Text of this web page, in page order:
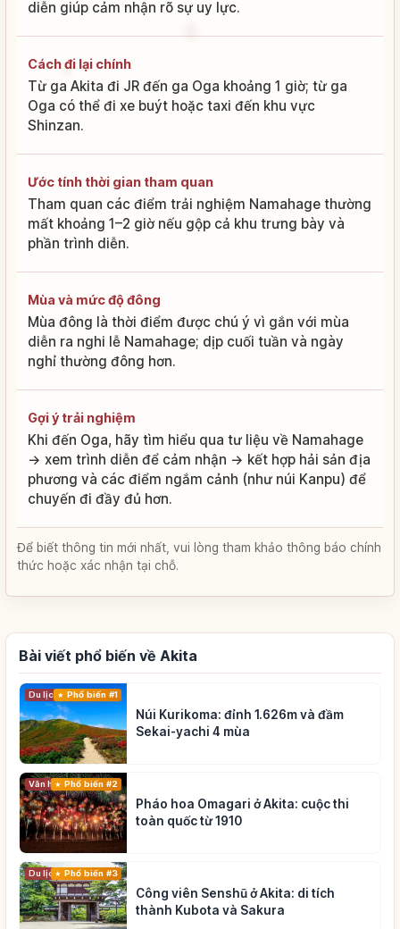
diễn giúp cảm nhận rõ sự uy lực.
Cách đi lại chính
Từ ga Akita đi JR đến ga Oga khoảng 1 giờ; từ ga
Oga có thể đi xe buýt hoặc taxi đến khu vực
Shinzan.
Ước tính thời gian tham quan
Tham quan các điểm trải nghiệm Namahage thường
mất khoảng 1–2 giờ nếu gộp cả khu trưng bày và
phần trình diễn.
Mùa và mức độ đông
Mùa đông là thời điểm được chú ý vì gắn với mùa
diễn ra nghi lễ Namahage; dịp cuối tuần và ngày
nghỉ thường đông hơn.
Gợi ý trải nghiệm
Khi đến Oga, hãy tìm hiểu qua tư liệu về Namahage
→ xem trình diễn để cảm nhận → kết hợp hải sản địa
phương và các điểm ngắm cảnh (như núi Kanpu) để
chuyến đi đầy đủ hơn.
Để biết thông tin mới nhất, vui lòng tham khảo thông báo chính
thức hoặc xác nhận tại chỗ.
Bài viết phổ biến về Akita
Du lịch Phổ biến #1
Núi Kurikoma: đỉnh 1.626m và đầm
Sekai-yachi 4 mùa
Văn hóa truyền thống
Phổ biến #2
Pháo hoa Omagari ở Akita: cuộc thi
toàn quốc từ 1910
Du lịch Phổ biến #3
Công viên Senshū ở Akita: di tích
thành Kubota và Sakura